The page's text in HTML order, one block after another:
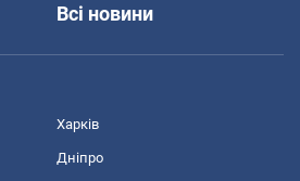
Всі новини
Харків
Дніпро